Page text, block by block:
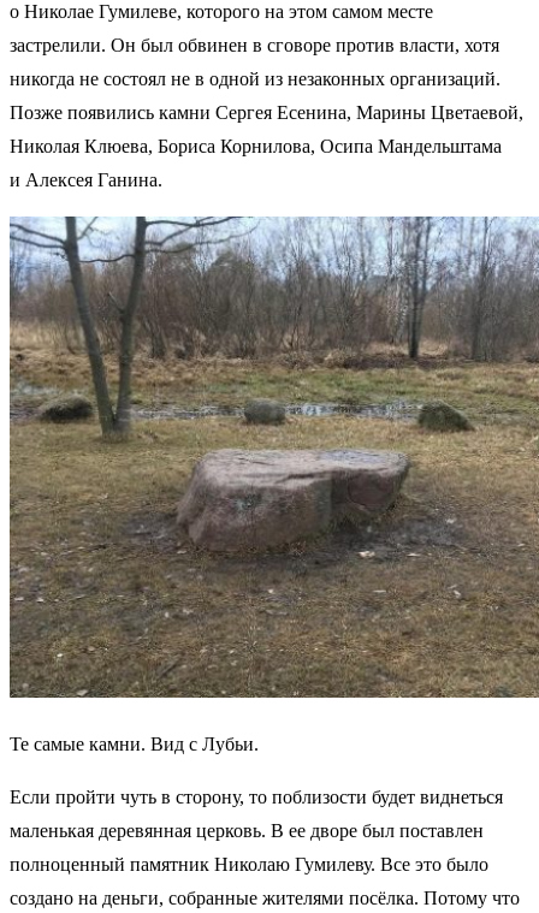
о Николае Гумилеве, которого на этом самом месте
застрелили. Он был обвинен в сговоре против власти, хотя
никогда не состоял не в одной из незаконных организаций.
Позже появились камни Сергея Есенина, Марины Цветаевой,
Николая Клюева, Бориса Корнилова, Осипа Мандельштама
и Алексея Ганина.
Те самые камни. Вид с Лубьи.
Если пройти чуть в сторону, то поблизости будет виднеться
маленькая деревянная церковь. В ее дворе был поставлен
полноценный памятник Николаю Гумилеву. Все это было
создано на деньги, собранные жителями посёлка. Потому что